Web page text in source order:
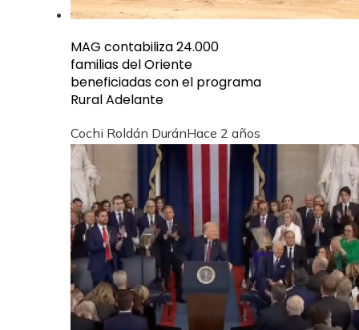
MAG contabiliza 24.000
familias del Oriente
beneficiadas con el programa
Rural Adelante
Cochi Roldán DuránHace 2 años